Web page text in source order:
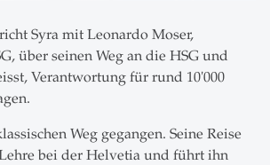
Syra mit Leonardo Moser,
über seinen Weg an die HSG und
Verantwortung für rund 10'000
Weg gegangen. Seine Reise
bei der Helvetia und führt ihn